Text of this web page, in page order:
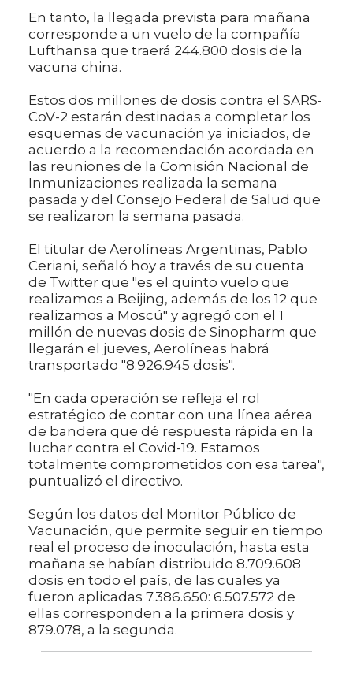
En tanto, la llegada prevista para mañana
corresponde a un vuelo de la compañía
Lufthansa que traerá 244.800 dosis de la
vacuna china.
Estos dos millones de dosis contra el SARS-
CoV-2 estarán destinadas a completar los
esquemas de vacunación ya iniciados, de
acuerdo a la recomendación acordada en
las reuniones de la Comisión Nacional de
Inmunizaciones realizada la semana
pasada y del Consejo Federal de Salud que
se realizaron la semana pasada.
El titular de Aerolíneas Argentinas, Pablo
Ceriani, señaló hoy a través de su cuenta
de Twitter que "es el quinto vuelo que
realizamos a Beijing, además de los 12 que
realizamos a Moscú" y agregó con el 1
millón de nuevas dosis de Sinopharm que
llegarán el jueves, Aerolíneas habrá
transportado "8.926.945 dosis".
"En cada operación se refleja el rol
estratégico de contar con una línea aérea
de bandera que dé respuesta rápida en la
luchar contra el Covid-19. Estamos
totalmente comprometidos con esa tarea",
puntualizó el directivo.
Según los datos del Monitor Público de
Vacunación, que permite seguir en tiempo
real el proceso de inoculación, hasta esta
mañana se habían distribuido 8.709.608
dosis en todo el país, de las cuales ya
fueron aplicadas 7.386.650: 6.507.572 de
ellas corresponden a la primera dosis y
879.078, a la segunda.